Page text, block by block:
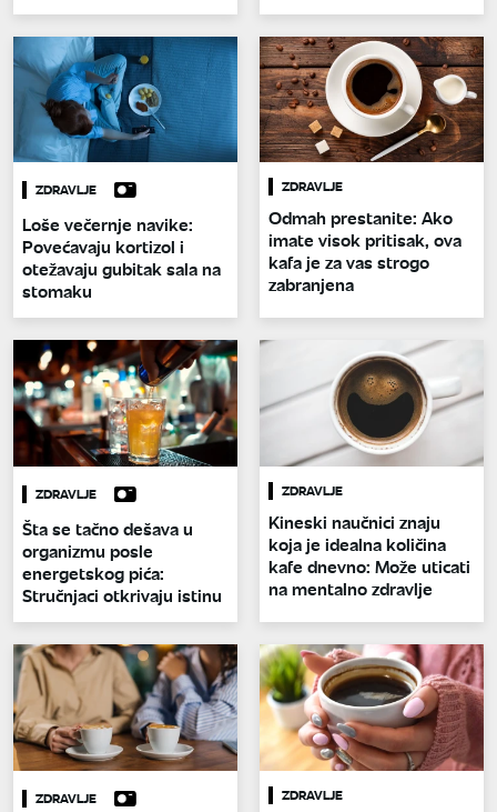
ZDRAVLJE
Loše večernje navike:
Povećavaju kortizol i
otežavaju gubitak sala na
stomaku
ZDRAVLJE
Odmah prestanite: Ako
imate visok pritisak, ova
kafa je za vas strogo
zabranjena
ZDRAVLJE
Šta se tačno dešava u
organizmu posle
energetskog pića:
Stručnjaci otkrivaju istinu
ZDRAVLJE
Kineski naučnici znaju
koja je idealna količina
kafe dnevno: Može uticati
na mentalno zdravlje
ZDRAVLJE ZDRAVLJE